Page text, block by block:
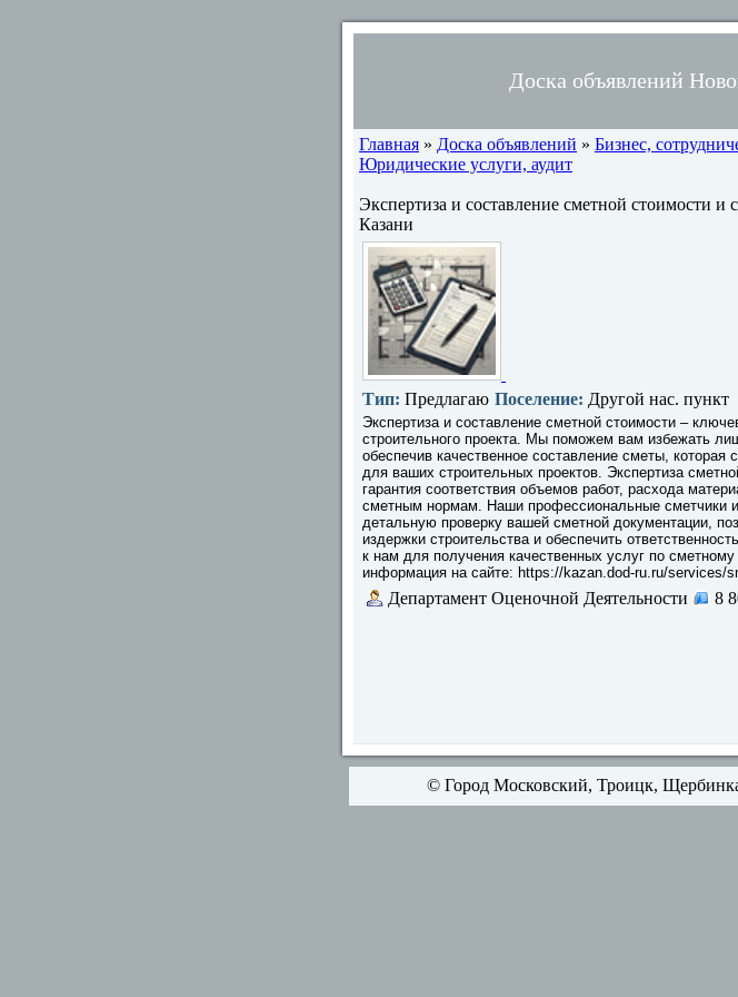
Доска объявлений
Главная » Доска объявлений » Бизнес,
Юридические услуги, аудит
Экспертиза и составление сметной стоимости и
Казани
Тип: Предлагаю Поселение: Другой нас. пункт
Экспертиза и составление сметной стоимости –
строительного проекта. Мы поможем вам избежать
обеспечив качественное составление сметы, которая
для ваших строительных проектов. Экспертиза
гарантия соответствия объемов работ, расхода
сметным нормам. Наши профессиональные сметчики
детальную проверку вашей сметной документации,
издержки строительства и обеспечить
к нам для получения качественных услуг по
информация на сайте: https://kazan.dod-ru.ru/services/
Департамент Оценочной Деятельности 8
© Город Московский, Троицк,